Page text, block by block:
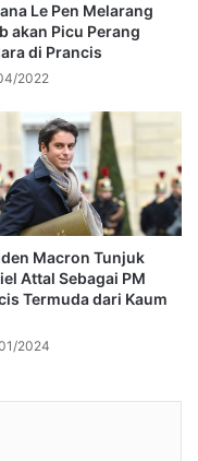
Le Pen Melarang
akan Picu Perang
di Prancis
2022
Macron Tunjuk
Attal Sebagai PM
Termuda dari Kaum
2024